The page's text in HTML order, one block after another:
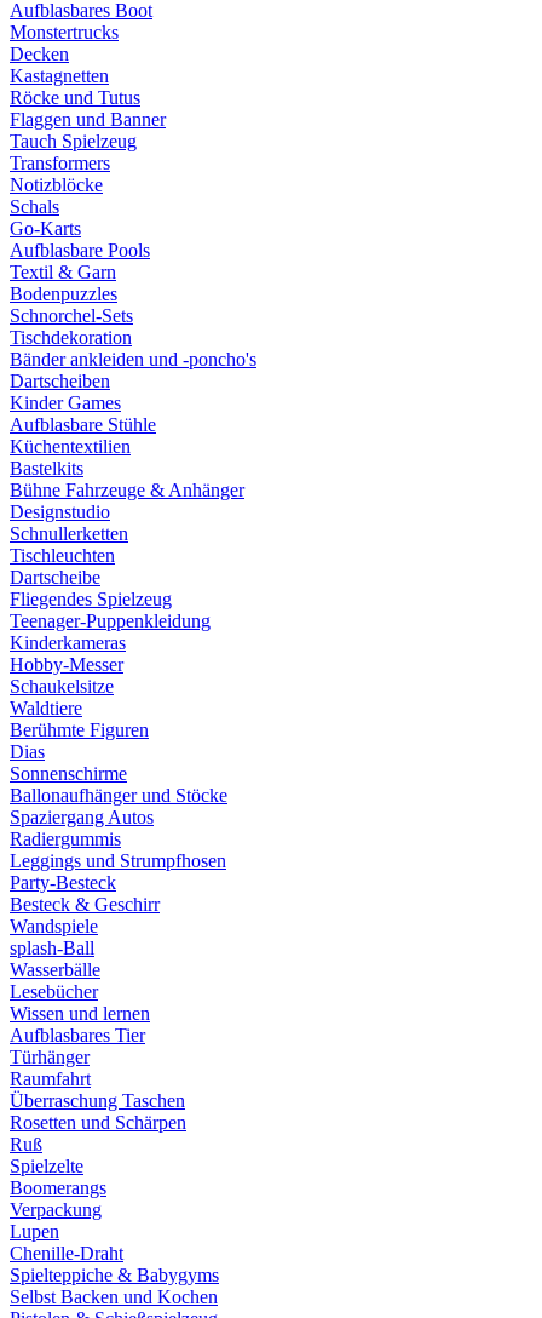
Aufblasbares Boot
Monstertrucks
Decken
Kastagnetten
Röcke und Tutus
Flaggen und Banner
Tauch Spielzeug
Transformers
Notizblöcke
Schals
Go-Karts
Aufblasbare Pools
Textil & Garn
Bodenpuzzles
Schnorchel-Sets
Tischdekoration
Bänder ankleiden und -poncho's
Dartscheiben
Kinder Games
Aufblasbare Stühle
Küchentextilien
Bastelkits
Bühne Fahrzeuge & Anhänger
Designstudio
Schnullerketten
Tischleuchten
Dartscheibe
Fliegendes Spielzeug
Teenager-Puppenkleidung
Kinderkameras
Hobby-Messer
Schaukelsitze
Waldtiere
Berühmte Figuren
Dias
Sonnenschirme
Ballonaufhänger und Stöcke
Spaziergang Autos
Radiergummis
Leggings und Strumpfhosen
Party-Besteck
Besteck & Geschirr
Wandspiele
splash-Ball
Wasserbälle
Lesebücher
Wissen und lernen
Aufblasbares Tier
Türhänger
Raumfahrt
Überraschung Taschen
Rosetten und Schärpen
Ruß
Spielzelte
Boomerangs
Verpackung
Lupen
Chenille-Draht
Spielteppiche & Babygyms
Selbst Backen und Kochen